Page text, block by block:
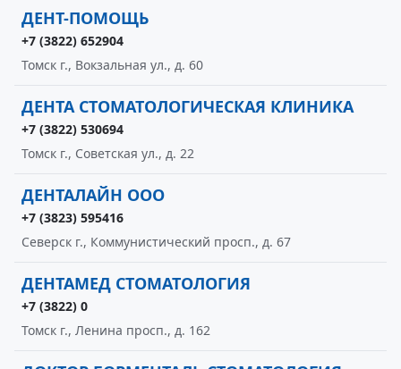
ДЕНТ-ПОМОЩЬ
+7 (3822) 652904
Томск г., Вокзальная ул., д. 60
ДЕНТА СТОМАТОЛОГИЧЕСКАЯ КЛИНИКА
+7 (3822) 530694
Томск г., Советская ул., д. 22
ДЕНТАЛАЙН ООО
+7 (3823) 595416
Северск г., Коммунистический просп., д. 67
ДЕНТАМЕД СТОМАТОЛОГИЯ
+7 (3822) 0
Томск г., Ленина просп., д. 162